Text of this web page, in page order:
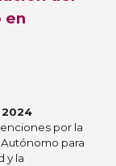
en
por la
para
y la